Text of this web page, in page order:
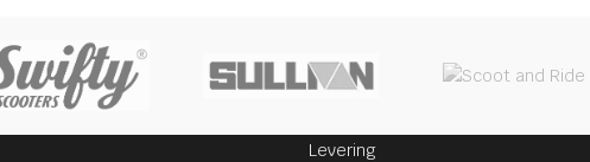
Levering